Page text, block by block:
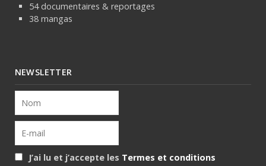
54 documentaires & reportages
38 mangas
NEWSLETTER
J’ai lu et j’accepte les Termes et conditions